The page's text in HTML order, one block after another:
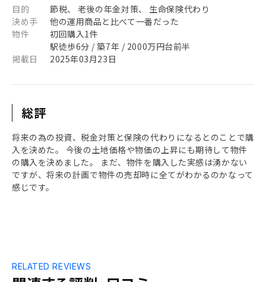
目的
節税、 老後の年金対策、 生命保険代わり
決め手
他の運用商品と比べて一番だった
物件
初回購入1件
駅徒歩6分 / 築7年 / 2000万円台前半
掲載日
2025年03月23日
総評
将来の為の投資、税金対策と保険の代わりになるとのことで購
入を決めた。 今後の土地価格や物価の上昇にも期待して物件
の購入を決めました。 まだ、物件を購入した実感は湧かない
ですが、将来の計画で物件の売却時に全てがわかるのかなって
感じです。
RELATED REVIEWS